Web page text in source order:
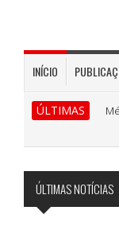
INÍCIO
ÚLTIMAS
ÚLTIMAS NOTÍCIAS